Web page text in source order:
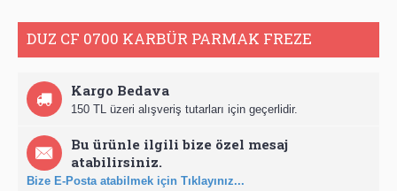
DUZ CF 0700 KARBÜR PARMAK FREZE
Kargo Bedava
150 TL üzeri alışveriş tutarları için geçerlidir.
Bu ürünle ilgili bize özel mesaj
atabilirsiniz.
Bize E-Posta atabilmek için Tıklayınız...